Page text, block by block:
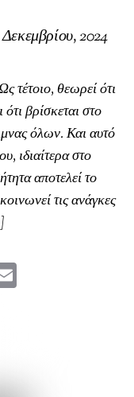
Δεκεμβρίου, 2024
τέτοιο, θεωρεί ότι
βρίσκεται στο
όλων. Και αυτό
ιδιαίτερα στο
αποτελεί το
τις ανάγκες